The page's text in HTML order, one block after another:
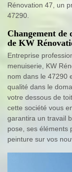
Rénovation 47, un
47290.
Changement de
de KW
Entreprise
menuiserie, KW
nom dans le 47290
qualité dans le
votre dessous de
cette société vous
garantira un travail
pose, ses éléments
peinture sur vos